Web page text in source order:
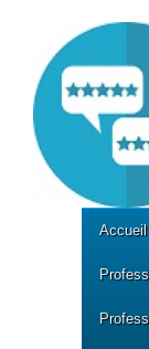
Accueil